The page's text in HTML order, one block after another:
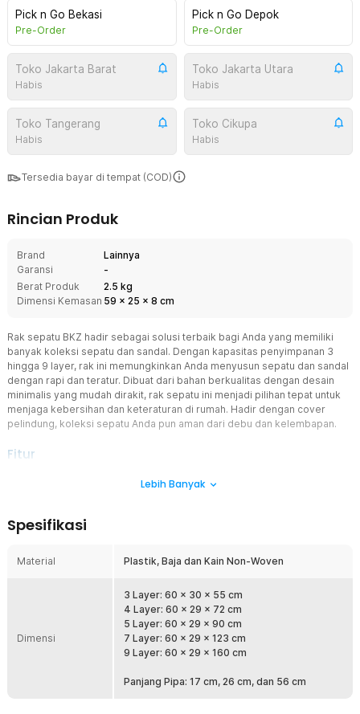
Pick n Go Bekasi
Pre-Order
Pick n Go Depok
Pre-Order
Toko Jakarta Barat
Habis
Toko Jakarta Utara
Habis
Toko Tangerang
Habis
Toko Cikupa
Habis
Tersedia bayar di tempat (COD)
Rincian Produk
Brand
Lainnya
Garansi
-
Berat Produk
2.5 kg
Dimensi Kemasan 59 x 25 x 8 cm
Rak sepatu BKZ hadir sebagai solusi terbaik bagi Anda yang memiliki
banyak koleksi sepatu dan sandal. Dengan kapasitas penyimpanan 3
hingga 9 layer, rak ini memungkinkan Anda menyusun sepatu dan sandal
dengan rapi dan teratur. Dibuat dari bahan berkualitas dengan desain
minimalis yang mudah dirakit, rak sepatu ini menjadi pilihan tepat untuk
menjaga kebersihan dan keteraturan di rumah. Hadir dengan cover
pelindung, koleksi sepatu Anda pun aman dari debu dan kelembapan.
Fitur
Penyimpanan Multilayer untuk Kapasitas Maksimal
Dengan ruang yang cukup luas, setiap layer dapat menampung
menyusun koleksi sepatu berdasarkan kategori, seperti sepatu
olahraga, sandal, atau sepatu formal. Ini akan membantu menjaga
Desain Multilayer Hemat Ruang
Desain multilayer vertikal sangat cocok untuk ruang terbatas,
seperti di dalam lemari, kamar tidur, atau ruang masuk rumah. Rak
ini tidak hanya fungsional tetapi juga hemat tempat, memungkinkan
mengorbankan estetika interior rumah Anda.
Lebih Banyak
Spesifikasi
Material Plastik, Baja dan Kain Non-Woven
Dimensi
3 Layer: 60 x 30 x 55 cm
4 Layer: 60 x 29 x 72 cm
5 Layer: 60 x 29 x 90 cm
7 Layer: 60 x 29 x 123 cm
9 Layer: 60 x 29 x 160 cm
Panjang Pipa: 17 cm, 26 cm, dan 56 cm